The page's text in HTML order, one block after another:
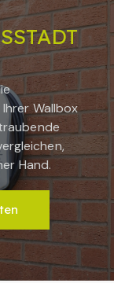
Wallbox
Hand.